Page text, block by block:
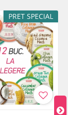
PRET SPECIAL